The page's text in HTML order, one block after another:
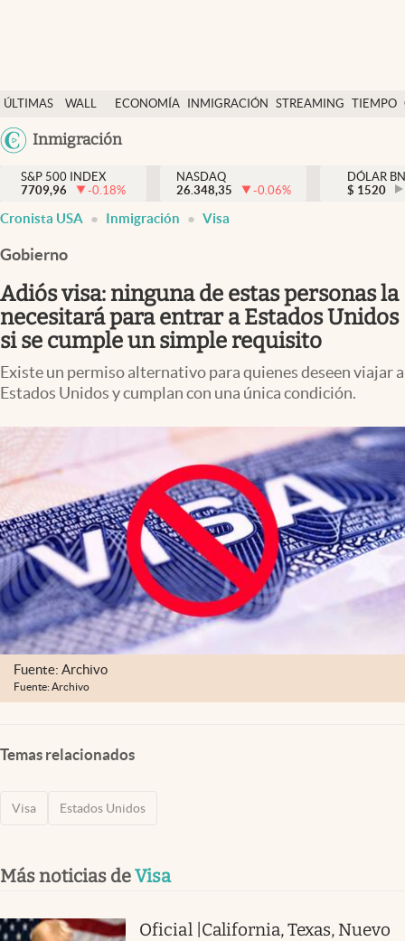
ÚLTIMAS
NOTICIAS
WALL
Y
DÓLAR
ECONOMÍA INMIGRACIÓN STREAMING TIEMPO
México
Inmigración
Finanzas y economía
Wall Street y dólar
Inmigración
Espiritual
Streaming
PC y mobile
S&P 500 INDEX
7709,96
-0.18%
NASDAQ
26.348,35
-0.06%
DÓLAR
$ 1520
Cronista USA Inmigración Visa
Gobierno
Adiós visa: ninguna de estas personas la
necesitará para entrar a Estados Unidos
si se cumple un simple requisito
Existe un permiso alternativo para quienes deseen viajar a
Estados Unidos y cumplan con una única condición.
Fuente: Archivo
Fuente: Archivo
Temas relacionados
Visa Estados Unidos
Más noticias deVisa
Oficial |California, Texas, Nuevo